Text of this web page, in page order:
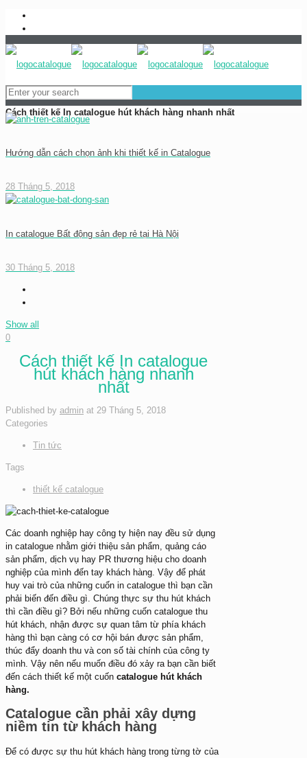
Cách thiết kế In catalogue hút khách hàng nhanh nhất
Hướng dẫn cách chọn ảnh khi thiết kế in Catalogue
28 Tháng 5, 2018
In catalogue Bất động sản đẹp rẻ tại Hà Nội
30 Tháng 5, 2018
Show all
0
Cách thiết kế In catalogue
hút khách hàng nhanh
nhất
Published by admin at 29 Tháng 5, 2018
Categories
Tin tức
Tags
thiết kế catalogue
Các doanh nghiệp hay công ty hiện nay đều sử dụng
in catalogue nhằm giới thiệu sản phẩm, quảng cáo
sản phẩm, dịch vụ hay PR thương hiệu cho doanh
nghiệp của mình đến tay khách hàng. Vậy để phát
huy vai trò của những cuốn in catalogue thì bạn cần
phải biến đến điều gì. Chúng thực sự thu hút khách
thì cần điều gì? Bởi nếu những cuốn catalogue thu
hút khách, nhận được sự quan tâm từ phía khách
hàng thì bạn càng có cơ hội bán được sản phẩm,
thúc đẩy doanh thu và con số tài chính của công ty
mình. Vậy nên nếu muốn điều đó xảy ra bạn cần biết
đến cách thiết kế một cuốn catalogue hút khách
hàng.
Catalogue cần phải xây dựng
niềm tin từ khách hàng
Để có được sự thu hút khách hàng trong từng tờ của